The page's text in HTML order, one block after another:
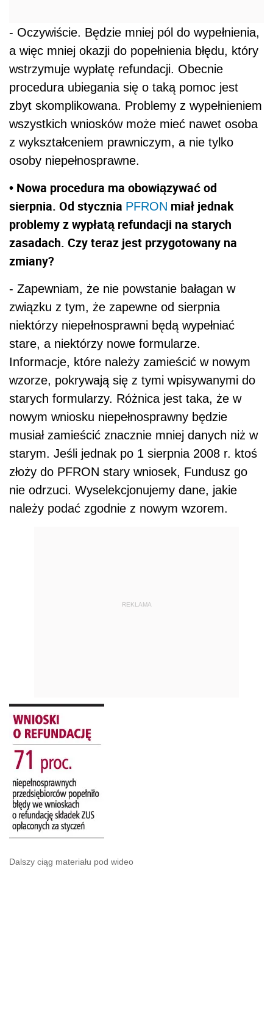
- Oczywiście. Będzie mniej pól do wypełnienia,
a więc mniej okazji do popełnienia błędu, który
wstrzymuje wypłatę refundacji. Obecnie
procedura ubiegania się o taką pomoc jest
zbyt skomplikowana. Problemy z wypełnieniem
wszystkich wniosków może mieć nawet osoba
z wykształceniem prawniczym, a nie tylko
osoby niepełnosprawne.
• Nowa procedura ma obowiązywać od
sierpnia. Od stycznia PFRON miał jednak
problemy z wypłatą refundacji na starych
zasadach. Czy teraz jest przygotowany na
zmiany?
- Zapewniam, że nie powstanie bałagan w
związku z tym, że zapewne od sierpnia
niektórzy niepełnosprawni będą wypełniać
stare, a niektórzy nowe formularze.
Informacje, które należy zamieścić w nowym
wzorze, pokrywają się z tymi wpisywanymi do
starych formularzy. Różnica jest taka, że w
nowym wniosku niepełnosprawny będzie
musiał zamieścić znacznie mniej danych niż w
starym. Jeśli jednak po 1 sierpnia 2008 r. ktoś
złoży do PFRON stary wniosek, Fundusz go
nie odrzuci. Wyselekcjonujemy dane, jakie
należy podać zgodnie z nowym wzorem.
REKLAMA
Dalszy ciąg materiału pod wideo